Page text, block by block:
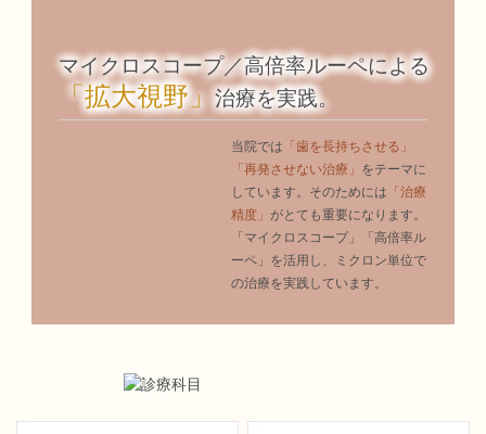
マイクロスコープ／高倍率ルーペによる
「拡大視野」治療を実践。
当院では 「歯を長持ちさせる」
「再発させない治療」 をテーマに
しています。そのためには 「治療
精度」がとても重要になります。
「マイクロスコープ」「高倍率ル
ーペ」を活用し、ミクロン単位で
の治療を実践しています。